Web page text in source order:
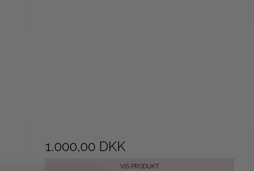
1.000,00 DKK
VIS PRODUKT